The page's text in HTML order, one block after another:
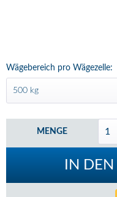
Wägebereich pro Wägezelle:
MENGE
IN DEN